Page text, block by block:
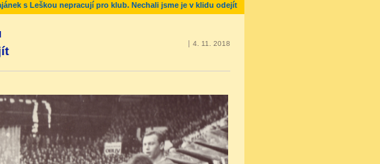
s Leškou nepracují pro klub. Nechali jsme je v klidu odejít
4. 11. 2018